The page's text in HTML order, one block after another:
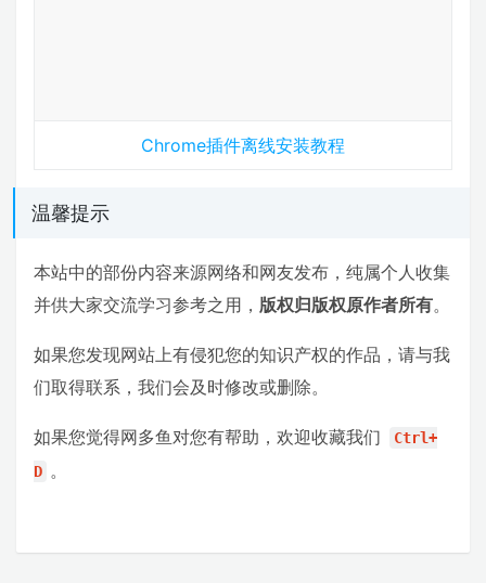
Chrome插件离线安装教程
温馨提示
本站中的部份内容来源网络和网友发布，纯属个人收集
并供大家交流学习参考之用， 版权归版权原作者所有。
如果您发现网站上有侵犯您的知识产权的作品，请与我
们取得联系，我们会及时修改或删除。
如果您觉得网多鱼对您有帮助，欢迎收藏我们
Ctrl+
D 。